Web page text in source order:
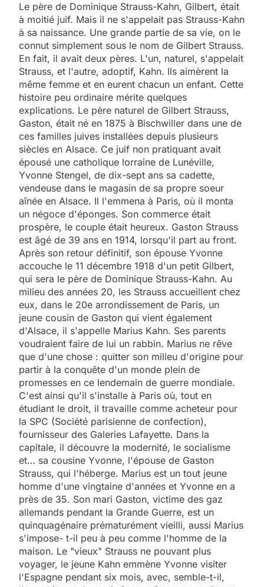
Le père de Dominique Strauss-Kahn, Gilbert, était
à moitié juif. Mais il ne s'appelait pas Strauss-Kahn
à sa naissance. Une grande partie de sa vie, on le
connut simplement sous le nom de Gilbert Strauss.
En fait, il avait deux pères. L'un, naturel, s'appelait
Strauss, et l'autre, adoptif, Kahn. Ils aimèrent la
même femme et en eurent chacun un enfant. Cette
histoire peu ordinaire mérite quelques
explications. Le père naturel de Gilbert Strauss,
Gaston, était né en 1875 à Bischwiller dans une de
ces familles juives installées depuis plusieurs
siècles en Alsace. Ce juif non pratiquant avait
épousé une catholique lorraine de Lunéville,
Yvonne Stengel, de dix-sept ans sa cadette,
vendeuse dans le magasin de sa propre soeur
aînée en Alsace. Il l'emmena à Paris, où il monta
un négoce d'éponges. Son commerce était
prospère, le couple était heureux. Gaston Strauss
est âgé de 39 ans en 1914, lorsqu'il part au front.
Après son retour définitif, son épouse Yvonne
accouche le 11 décembre 1918 d'un petit Gilbert,
qui sera le père de Dominique Strauss-Kahn. Au
milieu des années 20, les Strauss accueillent chez
eux, dans le 20e arrondissement de Paris, un
jeune cousin de Gaston qui vient également
d'Alsace, il s'appelle Marius Kahn. Ses parents
voudraient faire de lui un rabbin. Marius ne rêve
que d'une chose : quitter son milieu d'origine pour
partir à la conquête d'un monde plein de
promesses en ce lendemain de guerre mondiale.
C'est ainsi qu'il s'installe à Paris où, tout en
étudiant le droit, il travaille comme acheteur pour
la SPC (Société parisienne de confection),
fournisseur des Galeries Lafayette. Dans la
capitale, il découvre la modernité, le socialisme
et… sa cousine Yvonne, l'épouse de Gaston
Strauss, qui l'héberge. Marius est un tout jeune
homme d'une vingtaine d'années et Yvonne en a
près de 35. Son mari Gaston, victime des gaz
allemands pendant la Grande Guerre, est un
quinquagénaire prématurément vieilli, aussi Marius
s'impose- t-il peu à peu comme l'homme de la
maison. Le "vieux" Strauss ne pouvant plus
voyager, le jeune Kahn emmène Yvonne visiter
l'Espagne pendant six mois, avec, semble-t-il,